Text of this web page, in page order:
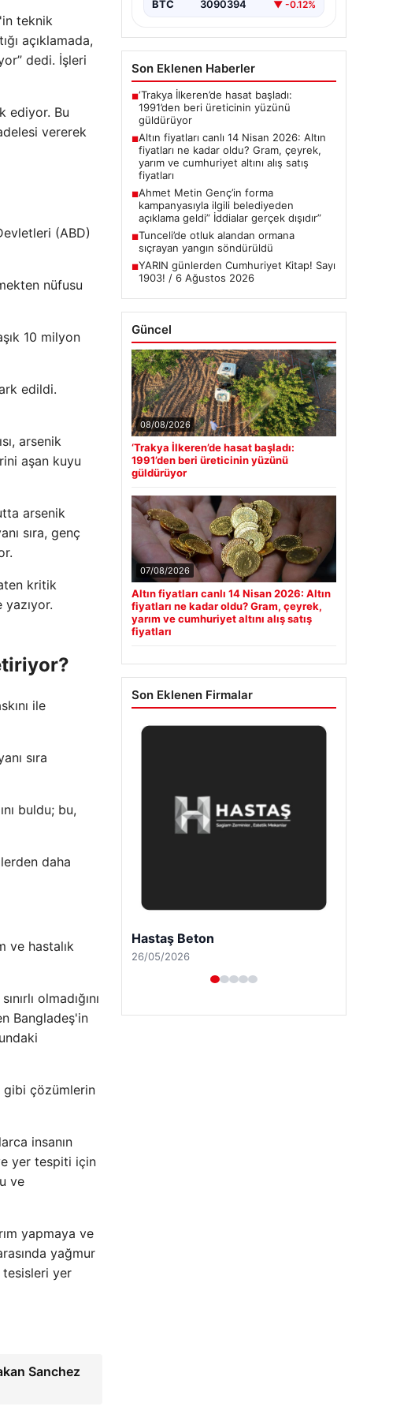
teknik
açıklamada,
dedi. İşleri
ediyor. Bu
vererek
(ABD)
nüfusu
10 milyon
edildi.
arsenik
aşan kuyu
arsenik
sıra, genç
kritik
ile
sıra
buldu; bu,
daha
ve hastalık
olmadığını
Bangladeş'in
gibi çözümlerin
insanın
yer tespiti için
ve
yapmaya ve
yağmur
tesisleri yer
Sanchez
Yarım ve Cumhuriyet Altını Satış…
BTC 3090394 ▼ -0.12%
Son Eklenen Haberler
■‘Trakya İlkeren’de hasat başladı:
1991’den beri üreticinin yüzünü
güldürüyor
■Altın fiyatları canlı 14 Nisan 2026: Altın
fiyatları ne kadar oldu? Gram, çeyrek,
yarım ve cumhuriyet altını alış satış
fiyatları
■Ahmet Metin Genç’in forma
kampanyasıyla ilgili belediyeden
açıklama geldi” İddialar gerçek dışıdır”
■Tunceli’de otluk alandan ormana
sıçrayan yangın söndürüldü
■YARIN günlerden Cumhuriyet Kitap! Sayı
1903! / 6 Ağustos 2026
Güncel
08/08/2026
‘Trakya İlkeren’de hasat başladı:
1991’den beri üreticinin yüzünü
güldürüyor
07/08/2026
Altın fiyatları canlı 14 Nisan 2026: Altın
fiyatları ne kadar oldu? Gram, çeyrek,
yarım ve cumhuriyet altını alış satış
fiyatları
Son Eklenen Firmalar
Prenses Night Club
29/04/2026